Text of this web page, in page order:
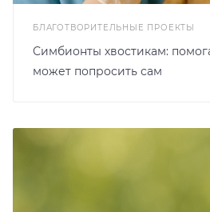
БЛАГОТВОРИТЕЛЬНЫЕ ПРОЕКТЫ
Симбионты хвостикам:
может попросить сам